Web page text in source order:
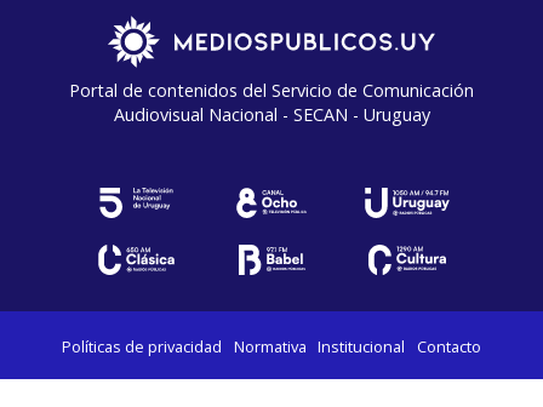
Portal de contenidos del Servicio de Comunicación
Audiovisual Nacional - SECAN - Uruguay
Políticas de privacidad Normativa Institucional Contacto